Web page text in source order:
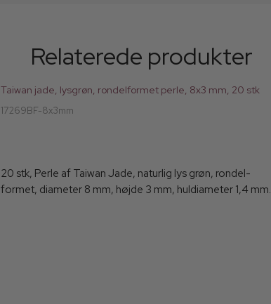
Relaterede produkter
Taiwan jade, lysgrøn, rondelformet perle, 8x3 mm, 20 stk
17269BF-8x3mm
20 stk, Perle af Taiwan Jade, naturlig lys grøn, rondel-
formet, diameter 8 mm, højde 3 mm, huldiameter 1,4 mm.